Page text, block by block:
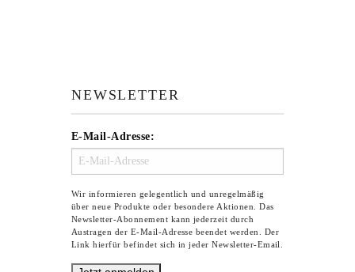
NEWSLETTER
E-Mail-Adresse:
Wir informieren gelegentlich und unregelmäßig
über neue Produkte oder besondere Aktionen. Das
Newsletter-Abonnement kann jederzeit durch
Austragen der E-Mail-Adresse beendet werden. Der
Link hierfür befindet sich in jeder Newsletter-Email.